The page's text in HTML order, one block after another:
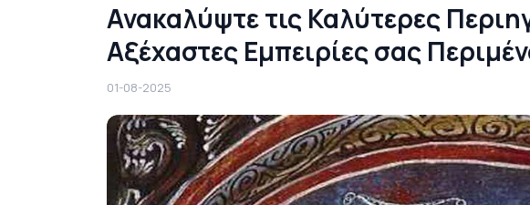
Ανακαλύψτε τις Καλύτερες
Αξέχαστες Εμπειρίες σας
01-08-2025